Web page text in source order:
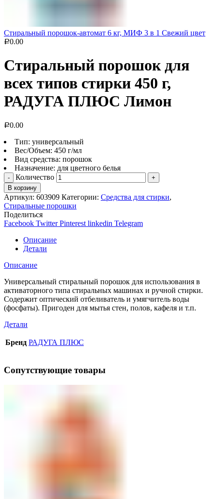
Стиральный порошок-автомат 6 кг, МИФ 3 в 1 Свежий цвет
Р0.00
Стиральный порошок для
всех типов стирки 450 г,
РАДУГА ПЛЮС Лимон
Р0.00
Тип: универсальный
Вес/Объем: 450 г/мл
Вид средства: порошок
Назначение: для цветного белья
Количество
В корзину
Артикул: 603909 Категории: Средства для стирки,
Стиральные порошки
Поделиться
Facebook Twitter Pinterest linkedin Telegram
Описание
Детали
Описание
Универсальный стиральный порошок для использования в
активаторного типа стиральных машинах и ручной стирки.
Содержит оптический отбеливатель и умягчитель воды
(фосфаты). Пригоден для мытья стен, полов, кафеля и т.п.
Детали
Бренд РАДУГА ПЛЮС
Сопутствующие товары